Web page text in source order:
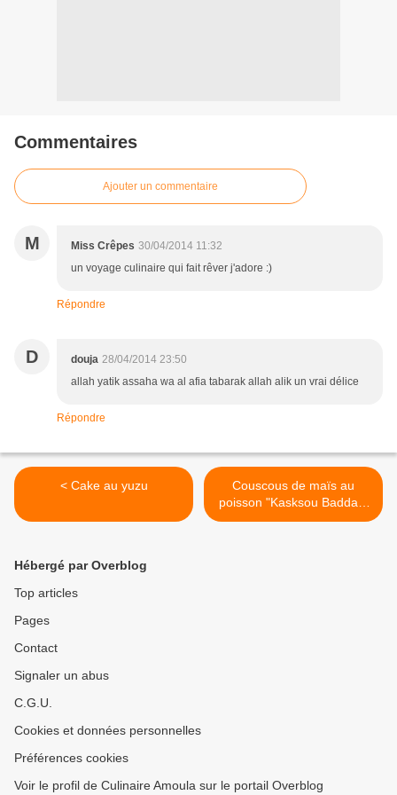
Commentaires
Ajouter un commentaire
M Miss Crêpes 30/04/2014 11:32
un voyage culinaire qui fait rêver j'adore :)
Répondre
D douja 28/04/2014 23:50
allah yatik assaha wa al afia tabarak allah alik un vrai délice
Répondre
< Cake au yuzu
Couscous de maïs au
poisson "Kasksou Baddaz"
>
Hébergé par Overblog
Top articles
Pages
Contact
Signaler un abus
C.G.U.
Cookies et données personnelles
Préférences cookies
Voir le profil de Culinaire Amoula sur le portail Overblog